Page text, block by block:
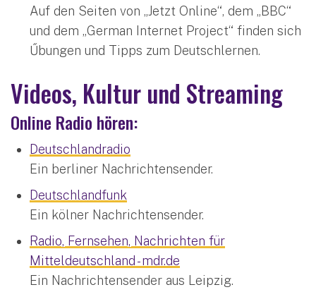
Auf den Seiten von „Jetzt Online“, dem „BBC“
und dem „German Internet Project“ finden sich
Űbungen und Tipps zum Deutschlernen.
Videos, Kultur und Streaming
Online Radio hören:
Deutschlandradio
Ein berliner Nachrichtensender.
Deutschlandfunk
Ein kölner Nachrichtensender.
Radio, Fernsehen, Nachrichten für
Mitteldeutschland - mdr.de
Ein Nachrichtensender aus Leipzig.